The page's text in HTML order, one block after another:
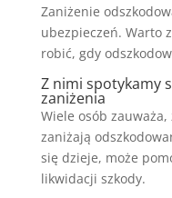
Zaniżenie
ubezpieczeń. Warto
robić, gdy
Z nimi spotykamy
zaniżenia
Wiele osób
zaniżają
się dzieje, może
likwidacji szkody.